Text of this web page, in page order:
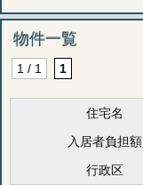
物件一覧
1 / 1 1
住宅名
入居者負担額
行政区